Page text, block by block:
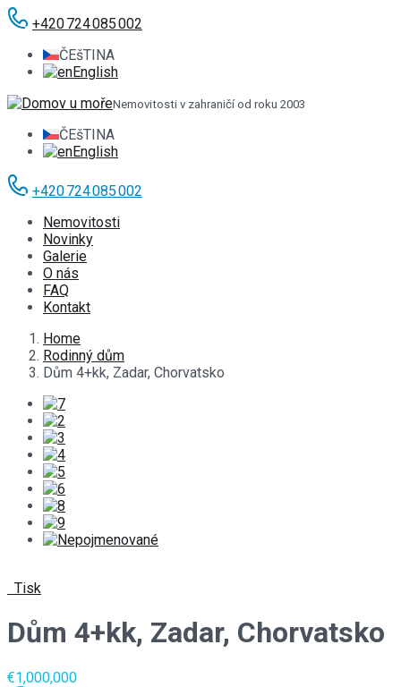
+420 724 085 002
ČEšTINA
English
Nemovitosti v zahraničí od roku 2003
ČEšTINA
English
+420 724 085 002
Nemovitosti
Novinky
Galerie
O nás
FAQ
Kontakt
Home
Rodinný dům
Dům 4+kk, Zadar, Chorvatsko
Tisk
Dům 4+kk, Zadar, Chorvatsko
€1,000,000